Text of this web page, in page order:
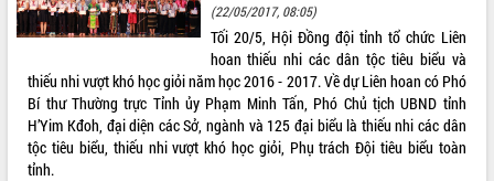
VIDEO
Loading the player...
(22/05/2017, 08:05)
Tối 20/5, Hội Đồng đội tỉnh tổ chức Liên
hoan thiếu nhi các dân tộc tiêu biểu và
thiếu nhi vượt khó học giỏi năm học 2016 - 2017. Về dự Liên hoan có Phó
Bí thư Thường trực Tỉnh ủy Phạm Minh Tấn, Phó Chủ tịch UBND tỉnh
H’Yim Kđoh, đại diện các Sở, ngành và 125 đại biểu là thiếu nhi các dân
tộc tiêu biểu, thiếu nhi vượt khó học giỏi, Phụ trách Đội tiêu biểu toàn
tỉnh.